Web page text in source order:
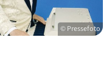
© Pressefoto